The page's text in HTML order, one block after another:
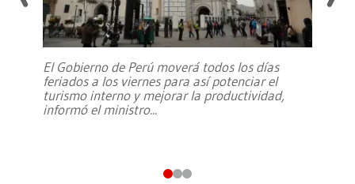
El Gobierno de Perú moverá todos los días
feriados a los viernes para así potenciar el
turismo interno y mejorar la productividad,
informó el ministro...